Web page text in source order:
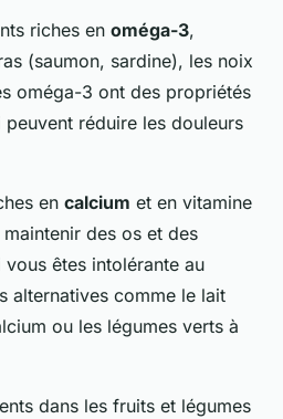
riches en oméga-3,
(saumon, sardine), les noix
oméga-3 ont des propriétés
réduire les douleurs
en calcium et en vitamine
des os et des
êtes intolérante au
alternatives comme le lait
ou les légumes verts à
dans les fruits et légumes